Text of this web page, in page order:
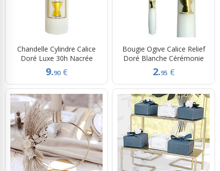
Chandelle Cylindre Calice
Doré Luxe 30h Nacrée
9.90 €
Bougie Ogive Calice Relief
Doré Blanche Cérémonie
2.95 €